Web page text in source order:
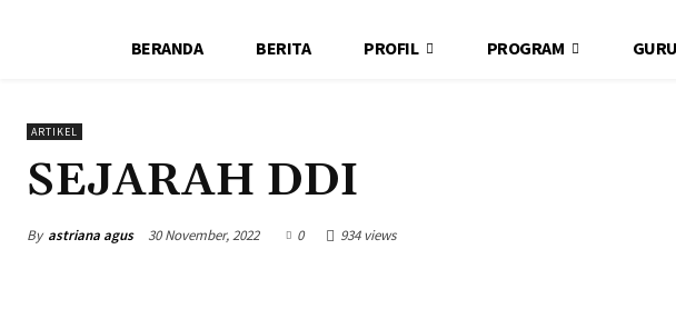
BERANDA BERITA PROFIL PROGRAM
ARTIKEL
SEJARAH DDI
By astriana agus 30 November, 2022 0 934 views